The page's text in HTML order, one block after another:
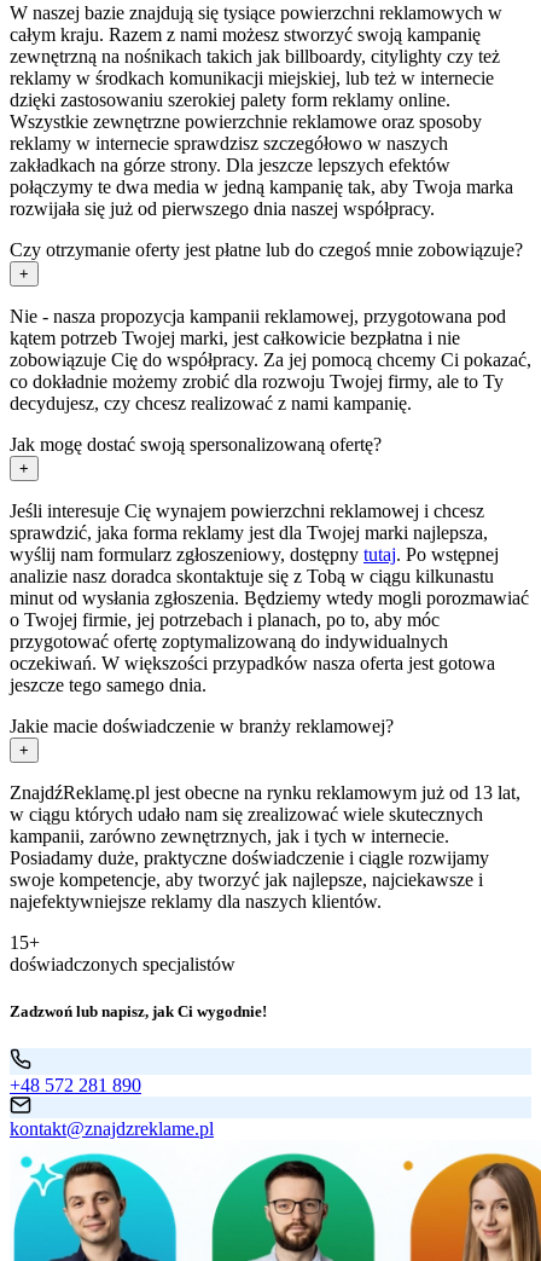
W naszej bazie znajdują się tysiące powierzchni reklamowych w
całym kraju. Razem z nami możesz stworzyć swoją kampanię
zewnętrzną na nośnikach takich jak billboardy, citylighty czy też
reklamy w środkach komunikacji miejskiej, lub też w internecie
dzięki zastosowaniu szerokiej palety form reklamy online.
Wszystkie zewnętrzne powierzchnie reklamowe oraz sposoby
reklamy w internecie sprawdzisz szczegółowo w naszych
zakładkach na górze strony. Dla jeszcze lepszych efektów
połączymy te dwa media w jedną kampanię tak, aby Twoja marka
rozwijała się już od pierwszego dnia naszej współpracy.
Czy otrzymanie oferty jest płatne lub do czegoś mnie zobowiązuje?
+
Nie - nasza propozycja kampanii reklamowej, przygotowana pod
kątem potrzeb Twojej marki, jest całkowicie bezpłatna i nie
zobowiązuje Cię do współpracy. Za jej pomocą chcemy Ci pokazać,
co dokładnie możemy zrobić dla rozwoju Twojej firmy, ale to Ty
decydujesz, czy chcesz realizować z nami kampanię.
Jak mogę dostać swoją spersonalizowaną ofertę?
+
Jeśli interesuje Cię wynajem powierzchni reklamowej i chcesz
sprawdzić, jaka forma reklamy jest dla Twojej marki najlepsza,
wyślij nam formularz zgłoszeniowy, dostępny tutaj. Po wstępnej
analizie nasz doradca skontaktuje się z Tobą w ciągu kilkunastu
minut od wysłania zgłoszenia. Będziemy wtedy mogli porozmawiać
o Twojej firmie, jej potrzebach i planach, po to, aby móc
przygotować ofertę zoptymalizowaną do indywidualnych
oczekiwań. W większości przypadków nasza oferta jest gotowa
jeszcze tego samego dnia.
Jakie macie doświadczenie w branży reklamowej?
+
ZnajdźReklamę.pl jest obecne na rynku reklamowym już od 13 lat,
w ciągu których udało nam się zrealizować wiele skutecznych
kampanii, zarówno zewnętrznych, jak i tych w internecie.
Posiadamy duże, praktyczne doświadczenie i ciągle rozwijamy
swoje kompetencje, aby tworzyć jak najlepsze, najciekawsze i
najefektywniejsze reklamy dla naszych klientów.
15+
doświadczonych specjalistów
Zadzwoń lub napisz, jak Ci wygodnie!
+48 572 281 890
kontakt@znajdzreklame.pl